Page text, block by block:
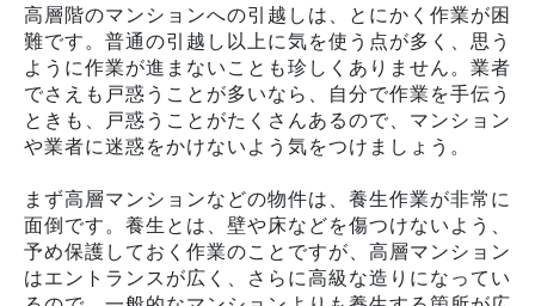
高層階のマンションへの引越しは、とにかく作業が困
難です。普通の引越し以上に気を使う点が多く、思う
ように作業が進まないことも珍しくありません。業者
でさえも戸惑うことが多いなら、自分で作業を手伝う
ときも、戸惑うことがたくさんあるので、マンション
や業者に迷惑をかけないよう気をつけましょう。
まず高層マンションなどの物件は、養生作業が非常に
面倒です。養生とは、壁や床などを傷つけないよう、
予め保護しておく作業のことですが、高層マンション
はエントランスが広く、さらに高級な造りになってい